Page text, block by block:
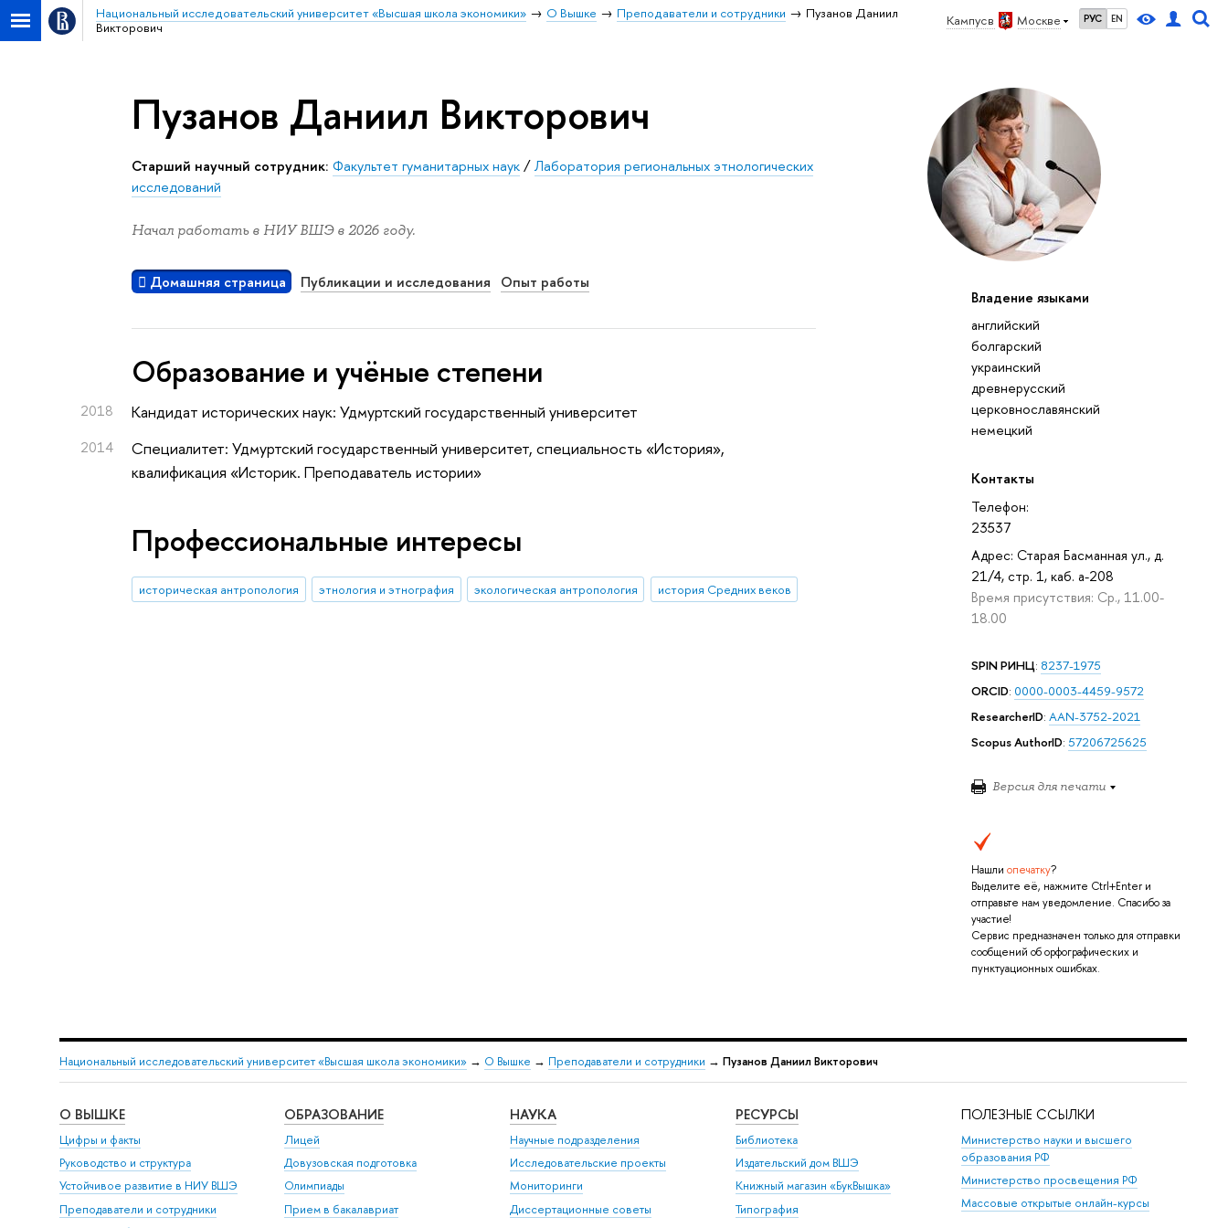
Кампус в Москве РУС EN
Национальный исследовательский университет «Высшая школа экономики» О Вышке Преподаватели и сотрудники
Пузанов Даниил
Викторович
Владение языками
английский
болгарский
украинский
древнерусский
церковнославянский
немецкий
Контакты
Телефон:
23537
Адрес: Старая Басманная ул., д.
21/4, стр. 1, каб. а-208
Время присутствия: Ср., 11.00-
18.00
SPIN РИНЦ: 8237-1975
ORCID: 0000-0003-4459-9572
ResearcherID: AAN-3752-2021
Scopus AuthorID: 57206725625
Версия для печати
Нашли опечатку?
Выделите её, нажмите Ctrl+Enter и
отправьте нам уведомление. Спасибо за
участие!
Сервис предназначен только для отправки
сообщений об орфографических и
пунктуационных ошибках.
Пузанов Даниил Викторович
Старший научный сотрудник: Факультет гуманитарных наук/Лаборатория региональных этнологических
исследований
Начал работать в НИУ ВШЭ в 2026 году.
Домашняя страница Публикации и исследования Опыт работы
Oбразование и учёные степени
2018 Кандидат исторических наук: Удмуртский государственный университет
2014
Специалитет: Удмуртский государственный университет, специальность «История»,
квалификация «Историк. Преподаватель истории»
Профессиональные интересы
историческая антропология этнология и этнография экологическая антропология история Средних веков
Национальный исследовательский университет «Высшая школа экономики» → О Вышке → Преподаватели и сотрудники → Пузанов Даниил Викторович
О ВЫШКЕ
Цифры и факты
Руководство и структура
Устойчивое развитие в НИУ ВШЭ
Преподаватели и сотрудники
ОБРАЗОВАНИЕ
Лицей
Довузовская подготовка
Олимпиады
Прием в бакалавриат
НАУКА
Научные подразделения
Исследовательские проекты
Мониторинги
Диссертационные советы
РЕСУРСЫ
Библиотека
Издательский дом ВШЭ
Книжный магазин «БукВышка»
Типография
ПОЛЕЗНЫЕ ССЫЛКИ
Министерство науки и высшего
образования РФ
Министерство просвещения РФ
Массовые открытые онлайн-курсы